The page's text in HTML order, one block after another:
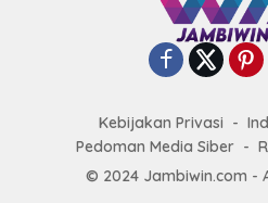
Kebijakan Privasi
Pedoman Media Siber
© 2024 Jambiwin.com -